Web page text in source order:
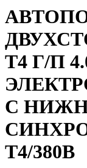
T4 Г/П
С
T4/380В